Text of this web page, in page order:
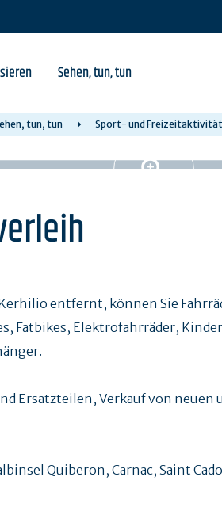
Sehen, tun, tun
tun, tun Sport- und
entfernt, können Sie
Fatbikes, Elektrofahrräder,
Ersatzteilen, Verkauf von neuen
Quiberon, Carnac, Saint